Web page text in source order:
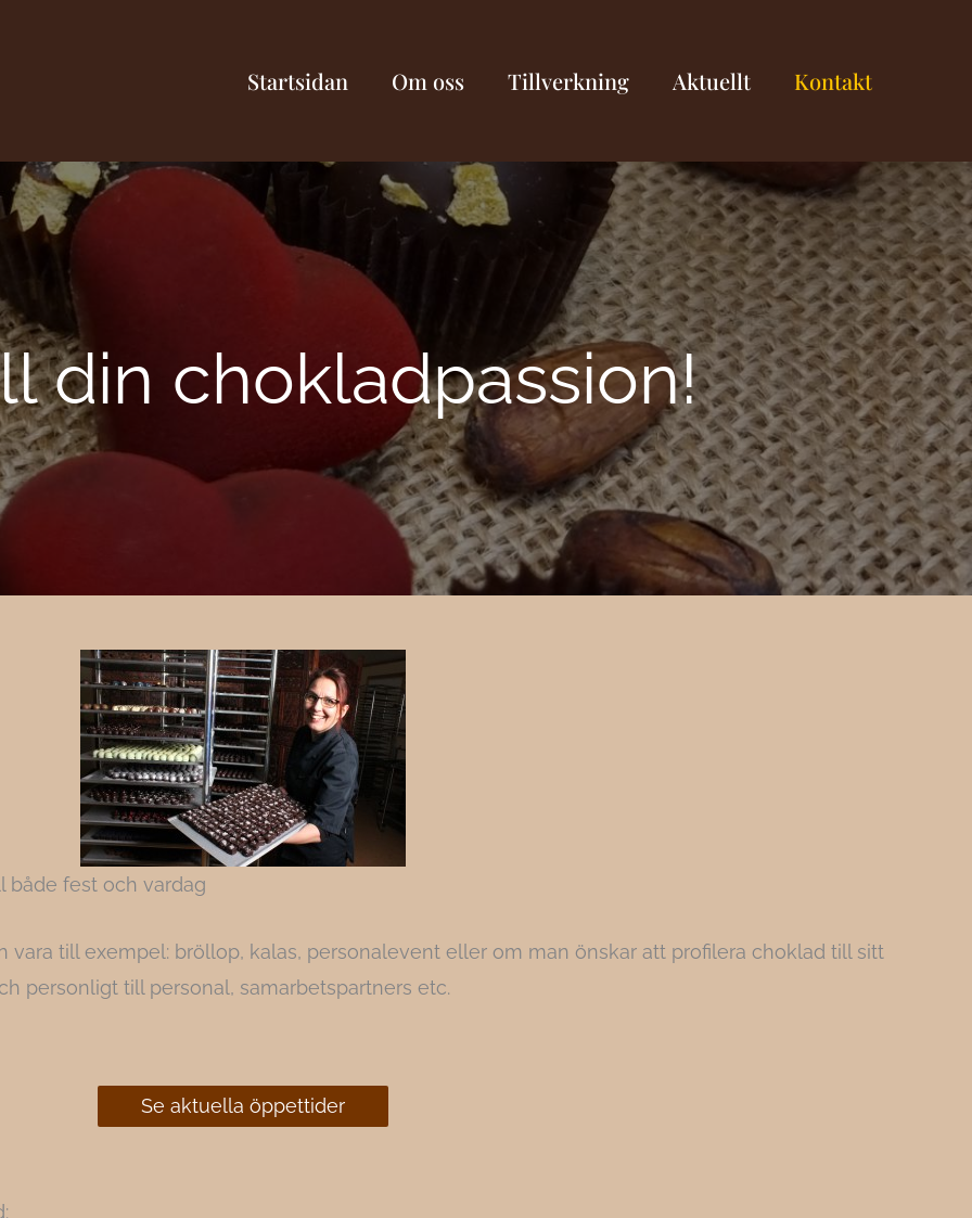
Startsidan Om oss Tillverkning Aktuellt Kontakt
din chokladpassion!
både fest och vardag
vara till exempel: bröllop, kalas, personalevent eller om man önskar att profilera choklad till sitt
personligt till personal, samarbetspartners etc.
Se aktuella öppettider